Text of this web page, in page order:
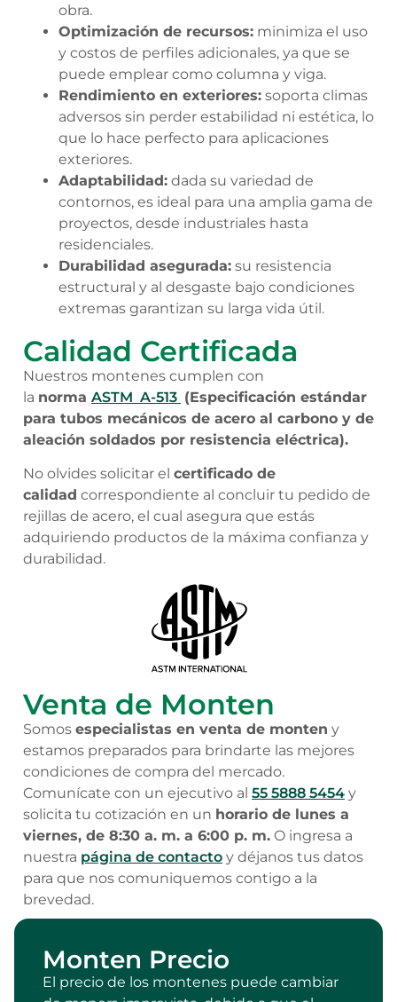
obra.
Optimización de recursos: minimiza el uso
y costos de perfiles adicionales, ya que se
puede emplear como columna y viga.
Rendimiento en exteriores: soporta climas
adversos sin perder estabilidad ni estética, lo
que lo hace perfecto para aplicaciones
exteriores.
Adaptabilidad: dada su variedad de
contornos, es ideal para una amplia gama de
proyectos, desde industriales hasta
residenciales.
Durabilidad asegurada: su resistencia
estructural y al desgaste bajo condiciones
extremas garantizan su larga vida útil.
Calidad Certificada
Nuestros montenes cumplen con
la norma ASTM A-513 (Especificación estándar
para tubos mecánicos de acero al carbono y de
aleación soldados por resistencia eléctrica).
No olvides solicitar el certificado de
calidad correspondiente al concluir tu pedido de
rejillas de acero, el cual asegura que estás
adquiriendo productos de la máxima confianza y
durabilidad.
Venta de Monten
Somos especialistas en venta de monten y
estamos preparados para brindarte las mejores
condiciones de compra del mercado.
Comunícate con un ejecutivo al 55 5888 5454 y
solicita tu cotización en un horario de lunes a
viernes, de 8:30 a. m. a 6:00 p. m. O ingresa a
nuestra página de contacto y déjanos tus datos
para que nos comuniquemos contigo a la
brevedad.
Monten Precio
El precio de los montenes puede cambiar